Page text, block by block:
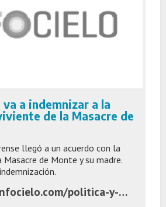
a indemnizar a la
de la Masacre de
llegó a un acuerdo con la
de Monte y su madre.
https://www.infocielo.com/politica-y-economia/la-provincia-va-a-indemnizar-a-la-unica-sobreviviente-de-la-masacre-de-monte